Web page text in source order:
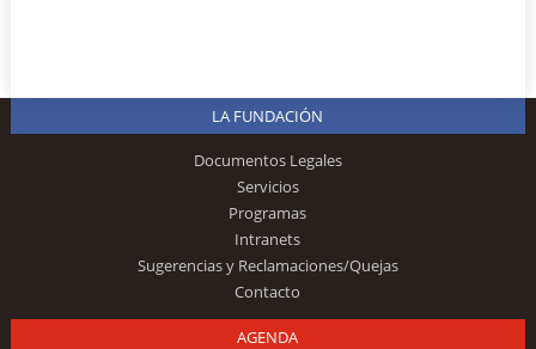
LA FUNDACIÓN
Documentos Legales
Servicios
Programas
Intranets
Sugerencias y Reclamaciones/Quejas
Contacto
AGENDA